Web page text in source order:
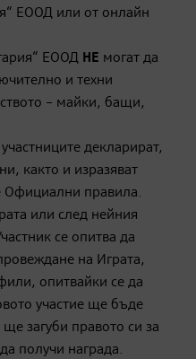
ЕООД или от онлайн
ЕООД НЕ могат да
и техни
– майки, бащи,
декларират,
както и изразяват
Официални правила.
или след нейния
се опитва да
на Играта,
опитвайки се да
участие ще бъде
загуби правото си за
получи награда.